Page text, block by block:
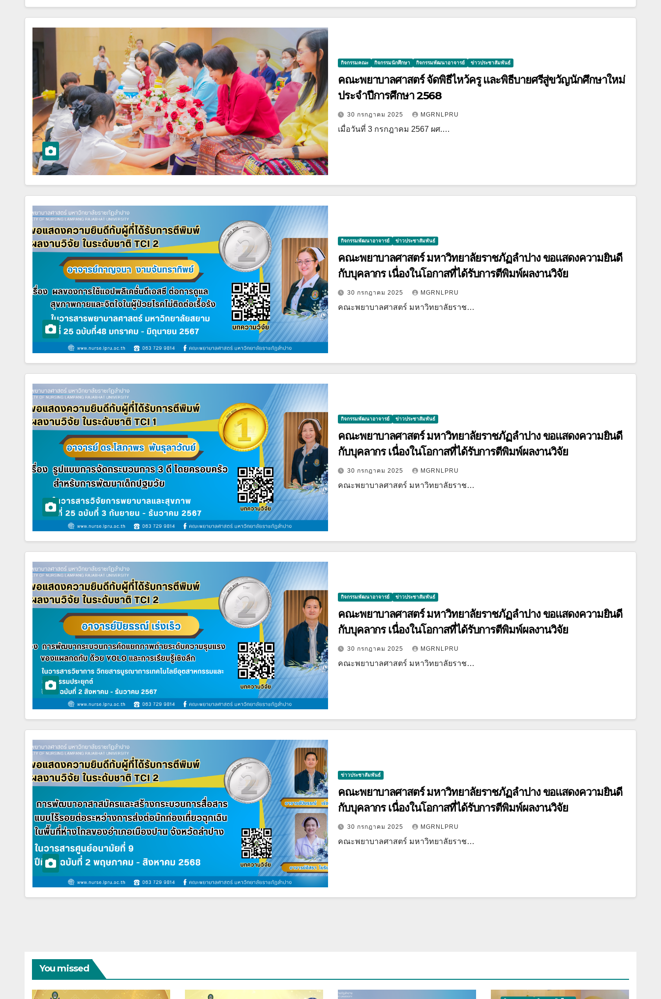
กิจกรรมคณะ กิจกรรมนักศึกษา กิจกรรมพัฒนาอาจารย์ ข่าวประชาสัมพันธ์
คณะพยาบาลศาสตร์ จัดพิธีไหว้ครู และพิธีบายศรีสู่ขวัญนักศึกษาใหม่
ประจำปีการศึกษา 2568
30 กรกฎาคม 2025 MGRNLPRU
เมื่อวันที่ 3 กรกฎาคม 2567 ผศ.…
กิจกรรมพัฒนาอาจารย์ ข่าวประชาสัมพันธ์
คณะพยาบาลศาสตร์ มหาวิทยาลัยราชภัฏลำปาง ขอแสดงความยินดี
กับบุคลากร เนื่องในโอกาสที่ได้รับการตีพิมพ์ผลงานวิจัย
30 กรกฎาคม 2025 MGRNLPRU
คณะพยาบาลศาสตร์ มหาวิทยาลัยราช…
กิจกรรมพัฒนาอาจารย์ ข่าวประชาสัมพันธ์
คณะพยาบาลศาสตร์ มหาวิทยาลัยราชภัฏลำปาง ขอแสดงความยินดี
กับบุคลากร เนื่องในโอกาสที่ได้รับการตีพิมพ์ผลงานวิจัย
30 กรกฎาคม 2025 MGRNLPRU
คณะพยาบาลศาสตร์ มหาวิทยาลัยราช…
กิจกรรมพัฒนาอาจารย์ ข่าวประชาสัมพันธ์
คณะพยาบาลศาสตร์ มหาวิทยาลัยราชภัฏลำปาง ขอแสดงความยินดี
กับบุคลากร เนื่องในโอกาสที่ได้รับการตีพิมพ์ผลงานวิจัย
30 กรกฎาคม 2025 MGRNLPRU
คณะพยาบาลศาสตร์ มหาวิทยาลัยราช…
ข่าวประชาสัมพันธ์
คณะพยาบาลศาสตร์ มหาวิทยาลัยราชภัฏลำปาง ขอแสดงความยินดี
กับบุคลากร เนื่องในโอกาสที่ได้รับการตีพิมพ์ผลงานวิจัย
30 กรกฎาคม 2025 MGRNLPRU
คณะพยาบาลศาสตร์ มหาวิทยาลัยราช…
You missed